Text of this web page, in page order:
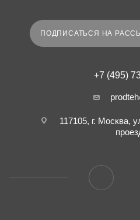
ПОДПИСАТЬСЯ НА
+7 (495)
117105, г. Москва,